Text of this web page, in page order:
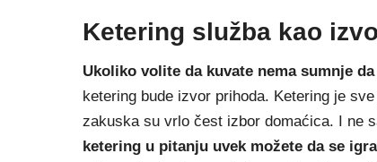
Ketering služba kao
Ukoliko volite da kuvate nema sumnje
ketering bude izvor prihoda. Ketering je
zakuska su vrlo čest izbor domaćica. I ne
ketering u pitanju uvek možete da se